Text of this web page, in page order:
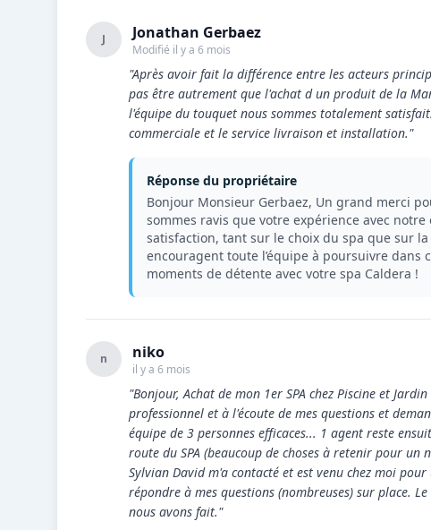
J Jonathan Gerbaez
Modifié il y a 6 mois
"Après avoir fait la différence entre les acteurs
pas être autrement que l'achat d un produit de la
l'équipe du touquet nous sommes totalement
commerciale et le service livraison et installation."
Réponse du propriétaire
Bonjour Monsieur Gerbaez, Un grand merci
sommes ravis que votre expérience avec
satisfaction, tant sur le choix du spa que sur
encouragent toute l’équipe à poursuivre dans
moments de détente avec votre spa Caldera !
n niko
il y a 6 mois
"Bonjour, Achat de mon 1er SPA chez Piscine et
professionnel et à l'écoute de mes questions et
équipe de 3 personnes efficaces... 1 agent reste
route du SPA (beaucoup de choses à retenir pour
Sylvian David m'a contacté et est venu chez moi
répondre à mes questions (nombreuses) sur place.
nous avons fait."